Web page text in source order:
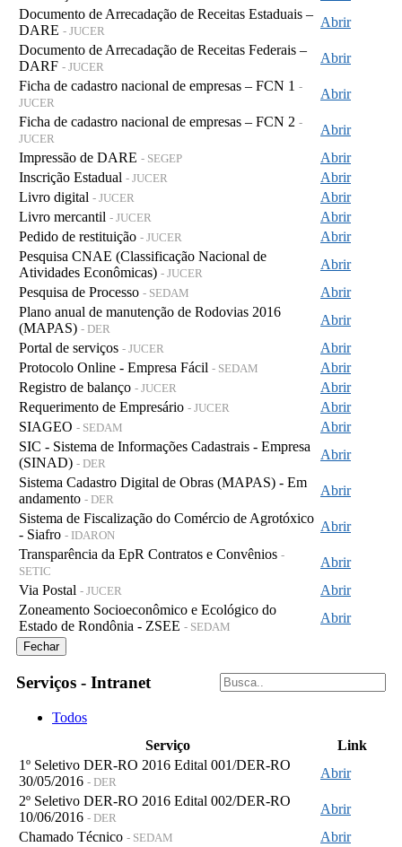
Documento de Arrecadação de Receitas Estaduais –
DARE - JUCER
Abrir
Documento de Arrecadação de Receitas Federais –
DARF - JUCER
Abrir
Ficha de cadastro nacional de empresas – FCN 1 -
JUCER
Abrir
Ficha de cadastro nacional de empresas – FCN 2 -
JUCER
Abrir
Impressão de DARE - SEGEP
Abrir
Inscrição Estadual - JUCER
Abrir
Livro digital - JUCER
Abrir
Livro mercantil - JUCER
Abrir
Pedido de restituição - JUCER
Abrir
Pesquisa CNAE (Classificação Nacional de
Atividades Econômicas) - JUCER
Abrir
Pesquisa de Processo - SEDAM
Abrir
Plano anual de manutenção de Rodovias 2016
(MAPAS) - DER
Abrir
Portal de serviços - JUCER
Abrir
Protocolo Online - Empresa Fácil - SEDAM
Abrir
Registro de balanço - JUCER
Abrir
Requerimento de Empresário - JUCER
Abrir
SIAGEO - SEDAM
Abrir
SIC - Sistema de Informações Cadastrais - Empresa
(SINAD) - DER
Abrir
Sistema Cadastro Digital de Obras (MAPAS) - Em
andamento - DER
Abrir
Sistema de Fiscalização do Comércio de Agrotóxico
- Siafro - IDARON
Abrir
Transparência da EpR Contratos e Convênios -
SETIC
Abrir
Via Postal - JUCER
Abrir
Zoneamento Socioeconômico e Ecológico do
Estado de Rondônia - ZSEE - SEDAM
Abrir
Fechar
Serviços - Intranet
Todos
Serviço
Link
1º Seletivo DER-RO 2016 Edital 001/DER-RO
30/05/2016 - DER
Abrir
2º Seletivo DER-RO 2016 Edital 002/DER-RO
10/06/2016 - DER
Abrir
Chamado Técnico - SEDAM
Abrir